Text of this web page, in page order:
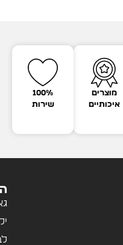
מוצרים
איכותיים
100%
שירות